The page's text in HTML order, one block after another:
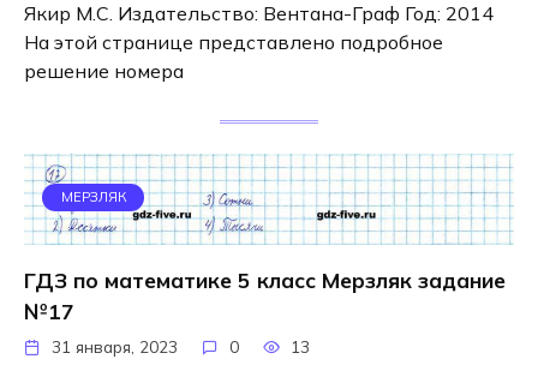
Якир М.С. Издательство: Вентана-Граф Год: 2014
На этой странице представлено подробное
решение номера
МЕРЗЛЯК
ГДЗ по математике 5 класс Мерзляк задание
№17
31 января, 2023 0 13